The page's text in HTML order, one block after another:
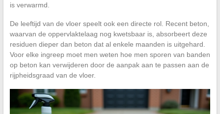
is verwarmd.
De leeftijd van de vloer speelt ook een directe rol. Recent beton,
waarvan de oppervlaktelaag nog kwetsbaar is, absorbeert deze
residuen dieper dan beton dat al enkele maanden is uitgehard.
Voor elke ingreep moet men weten hoe men sporen van banden
op beton kan verwijderen door de aanpak aan te passen aan de
rijpheidsgraad van de vloer.